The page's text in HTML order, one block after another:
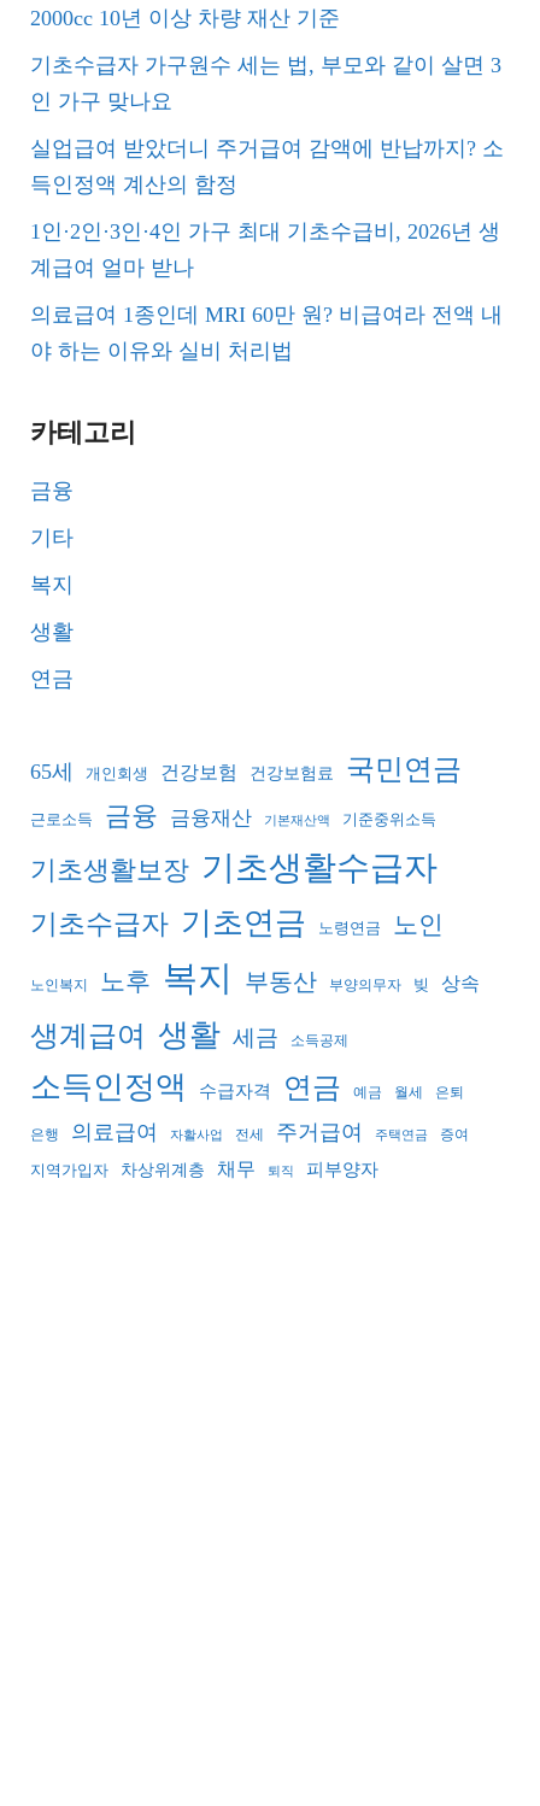
2000cc 10년 이상 차량 재산 기준
기초수급자 가구원수 세는 법, 부모와 같이 살면 3
인 가구 맞나요
실업급여 받았더니 주거급여 감액에 반납까지? 소
득인정액 계산의 함정
1인·2인·3인·4인 가구 최대 기초수급비, 2026년 생
계급여 얼마 받나
의료급여 1종인데 MRI 60만 원? 비급여라 전액 내
야 하는 이유와 실비 처리법
카테고리
금융
기타
복지
생활
연금
65세 개인회생 건강보험 건강보험료 국민연금
근로소득 금융 금융재산 기본재산액 기준중위소득
기초생활보장 기초생활수급자
기초수급자 기초연금 노령연금 노인
노인복지 노후 복지 부동산 부양의무자 빚 상속
생계급여 생활 세금 소득공제
소득인정액 수급자격 연금 예금 월세 은퇴
은행 의료급여 자활사업 전세 주거급여 주택연금 증여
지역가입자 차상위계층 채무 퇴직 피부양자